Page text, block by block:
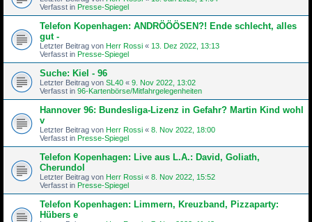
Verfasst in Presse-Spiegel
Telefon Kopenhagen: ANDRÖÖÖSEN?! Ende schlecht, alles
gut -
Letzter Beitrag von Herr Rossi « 13. Dez 2022, 13:13
Verfasst in Presse-Spiegel
Suche: Kiel - 96
Letzter Beitrag von SL40 « 9. Nov 2022, 13:02
Verfasst in 96-Kartenbörse/Mitfahrgelegenheiten
Hannover 96: Bundesliga-Lizenz in Gefahr? Martin Kind wohl
v
Letzter Beitrag von Herr Rossi « 8. Nov 2022, 18:00
Verfasst in Presse-Spiegel
Telefon Kopenhagen: Live aus L.A.: David, Goliath,
Cherundol
Letzter Beitrag von Herr Rossi « 8. Nov 2022, 15:52
Verfasst in Presse-Spiegel
Telefon Kopenhagen: Limmern, Kreuzband, Pizzaparty:
Hübers e